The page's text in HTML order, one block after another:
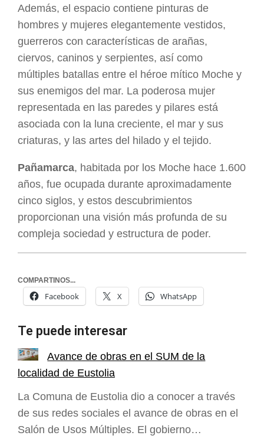
Además, el espacio contiene pinturas de
hombres y mujeres elegantemente vestidos,
guerreros con características de arañas,
ciervos, caninos y serpientes, así como
múltiples batallas entre el héroe mítico Moche y
sus enemigos del mar. La poderosa mujer
representada en las paredes y pilares está
asociada con la luna creciente, el mar y sus
criaturas, y las artes del hilado y el tejido.
Pañamarca, habitada por los Moche hace 1.600
años, fue ocupada durante aproximadamente
cinco siglos, y estos descubrimientos
proporcionan una visión más profunda de su
compleja sociedad y estructura de poder.
COMPARTINOS...
Facebook X WhatsApp
Te puede interesar
Avance de obras en el SUM de la
localidad de Eustolia
La Comuna de Eustolia dio a conocer a través
de sus redes sociales el avance de obras en el
Salón de Usos Múltiples. El gobierno…